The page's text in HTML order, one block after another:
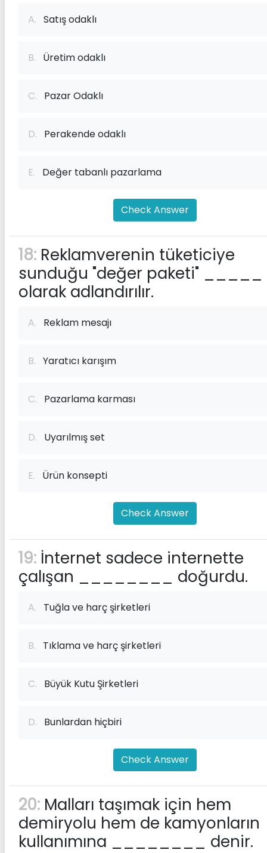
A. Satış odaklı
B. Üretim odaklı
C. Pazar Odaklı
D. Perakende odaklı
E. Değer tabanlı pazarlama
Check Answer
18: Reklamverenin tüketiciye
sunduğu "değer paketi" _____
olarak adlandırılır.
A. Reklam mesajı
B. Yaratıcı karışım
C. Pazarlama karması
D. Uyarılmış set
E. Ürün konsepti
Check Answer
19: İnternet sadece internette
çalışan ________ doğurdu.
A. Tuğla ve harç şirketleri
B. Tıklama ve harç şirketleri
C. Büyük Kutu Şirketleri
D. Bunlardan hiçbiri
Check Answer
20: Malları taşımak için hem
demiryolu hem de kamyonların
kullanımına ________ denir.